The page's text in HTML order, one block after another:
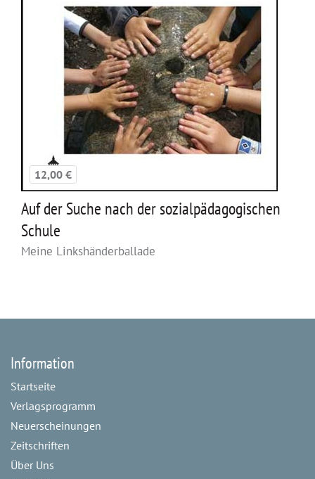
12,00 €
Auf der Suche nach der sozialpädagogischen
Schule
Meine Linkshänderballade
Information
Startseite
Verlagsprogramm
Neuerscheinungen
Zeitschriften
Über Uns